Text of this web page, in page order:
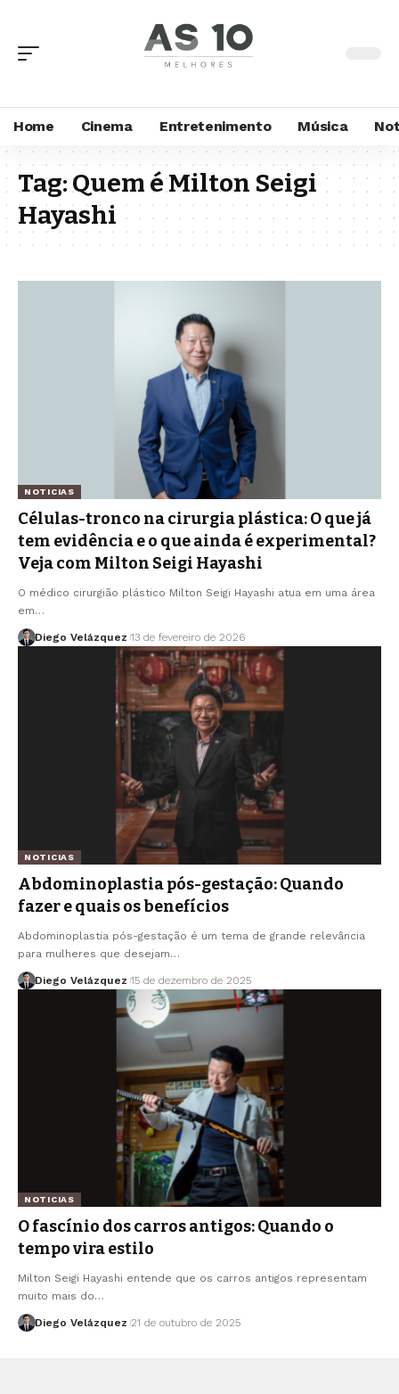
Home Cinema Entretenimento Música
Tag:Quem é Milton Seigi
Hayashi
NOTICIAS
Células-tronco na cirurgia plástica: O que já
tem evidência e o que ainda é experimental?
Veja com Milton Seigi Hayashi
O médico cirurgião plástico Milton Seigi Hayashi atua em uma área
em…
Diego Velázquez 13 de fevereiro de 2026
NOTICIAS
Abdominoplastia pós-gestação: Quando
fazer e quais os benefícios
Abdominoplastia pós-gestação é um tema de grande relevância
para mulheres que desejam…
Diego Velázquez 15 de dezembro de 2025
NOTICIAS
O fascínio dos carros antigos: Quando o
tempo vira estilo
Milton Seigi Hayashi entende que os carros antigos representam
muito mais do…
Diego Velázquez 21 de outubro de 2025